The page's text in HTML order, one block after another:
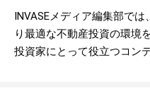
INVASEメディア編集部で
り最適な不動産投資の環境
投資家にとって役立つコン